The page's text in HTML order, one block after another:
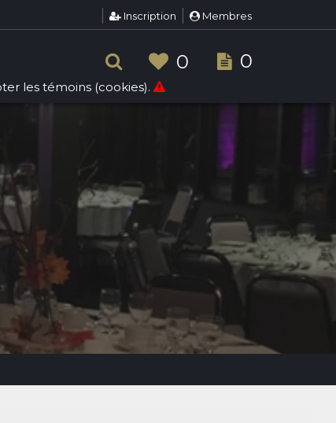
Inscription Membres
0 0
les témoins (cookies).